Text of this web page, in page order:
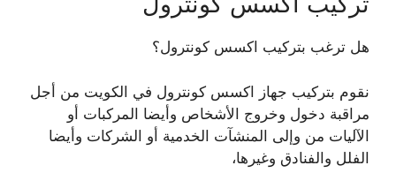
هل ترغب بتركيب اكسس كونترول؟
نقوم بتركيب جهاز اكسس كونترول في الكويت من أجل
مراقبة دخول وخروج الأشخاص وأيضا المركبات أو
الآليات من وإلى المنشآت الخدمية أو الشركات وأيضا
الفلل والفنادق وغيرها،